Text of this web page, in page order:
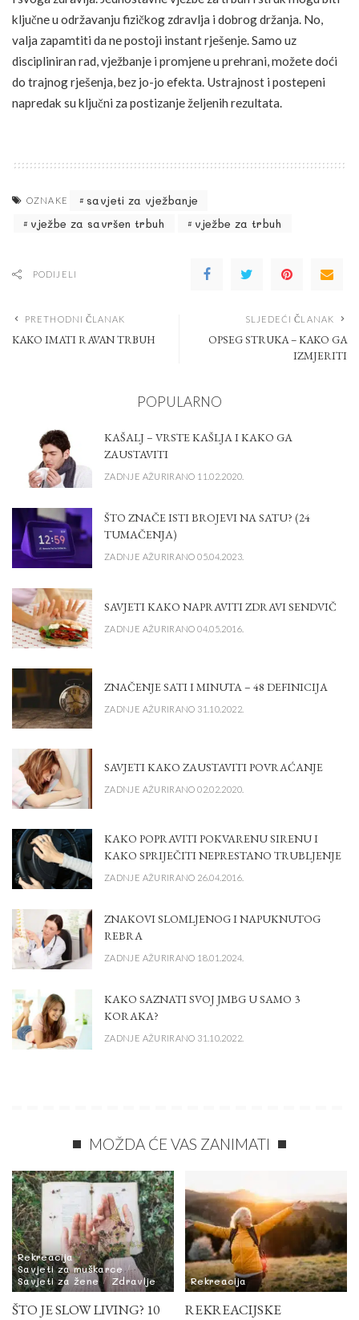
ključne u održavanju fizičkog zdravlja i dobrog držanja. No,
valja zapamtiti da ne postoji instant rješenje. Samo uz
discipliniran rad, vježbanje i promjene u prehrani, možete doći
do trajnog rješenja, bez jo-jo efekta. Ustrajnost i postepeni
napredak su ključni za postizanje željenih rezultata.
OZNAKE
savjeti za vježbanje
vježbe za savršen trbuh
vježbe za trbuh
PODIJELI
PRETHODNI ČLANAK
KAKO IMATI RAVAN TRBUH
SLJEDEĆI ČLANAK
OPSEG STRUKA – KAKO GA
IZMJERITI
POPULARNO
KAŠALJ – VRSTE KAŠLJA I KAKO GA
ZAUSTAVITI
ZADNJE AŽURIRANO 11.02.2020.
ŠTO ZNAČE ISTI BROJEVI NA SATU? (24
TUMAČENJA)
ZADNJE AŽURIRANO 05.04.2023.
SAVJETI KAKO NAPRAVITI ZDRAVI SENDVIČ
ZADNJE AŽURIRANO 04.05.2016.
ZNAČENJE SATI I MINUTA – 48 DEFINICIJA
ZADNJE AŽURIRANO 31.10.2022.
SAVJETI KAKO ZAUSTAVITI POVRAĆANJE
ZADNJE AŽURIRANO 02.02.2020.
KAKO POPRAVITI POKVARENU SIRENU I
KAKO SPRIJEČITI NEPRESTANO TRUBLJENJE
ZADNJE AŽURIRANO 26.04.2016.
ZNAKOVI SLOMLJENOG I NAPUKNUTOG
REBRA
ZADNJE AŽURIRANO 18.01.2024.
KAKO SAZNATI SVOJ JMBG U SAMO 3
KORAKA?
ZADNJE AŽURIRANO 31.10.2022.
MOŽDA ĆE VAS ZANIMATI
Rekreacija
Savjeti za muškarce
Savjeti za žene
Zdravlje
ŠTO JE SLOW LIVING? 10
Rekreacija
REKREACIJSKE